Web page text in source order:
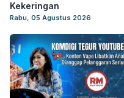
Kekeringan
Rabu, 05 Agustus 2026